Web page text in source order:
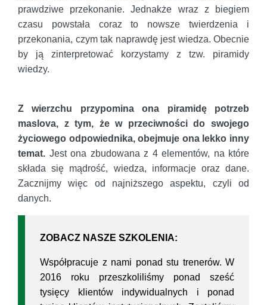
prawdziwe przekonanie. Jednakże wraz z biegiem
czasu powstała coraz to nowsze twierdzenia i
przekonania, czym tak naprawdę jest wiedza. Obecnie
by ją zinterpretować korzystamy z tzw. piramidy
wiedzy.
Z wierzchu przypomina ona piramidę potrzeb
maslova, z tym, że w przeciwności do swojego
życiowego odpowiednika, obejmuje ona lekko inny
temat. Jest ona zbudowana z 4 elementów, na które
składa się mądrość, wiedza, informacje oraz dane.
Zacznijmy więc od najniższego aspektu, czyli od
danych.
ZOBACZ NASZE SZKOLENIA:
Współpracuje z nami ponad stu trenerów. W
2016 roku przeszkoliliśmy ponad sześć
tysięcy klientów indywidualnych i ponad